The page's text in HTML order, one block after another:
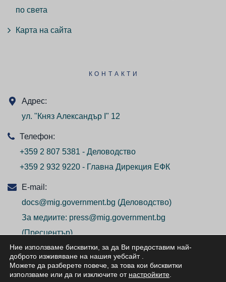
по света
Карта на сайта
КОНТАКТИ
Адрес:
ул. "Княз Александър I" 12
Телефон:
+359 2 807 5381 - Деловодство
+359 2 932 9220 - Главна Дирекция ЕФК
E-mail:
docs@mig.government.bg (Деловодство)
За медиите: press@mig.government.bg
(Пресцентър)
Ние използваме бисквитки, за да Ви предоставим най-
доброто изживяване на нашия уебсайт.
Можете да разберете повече, за това кои бисквитки
използваме или да ги изключите от настройките